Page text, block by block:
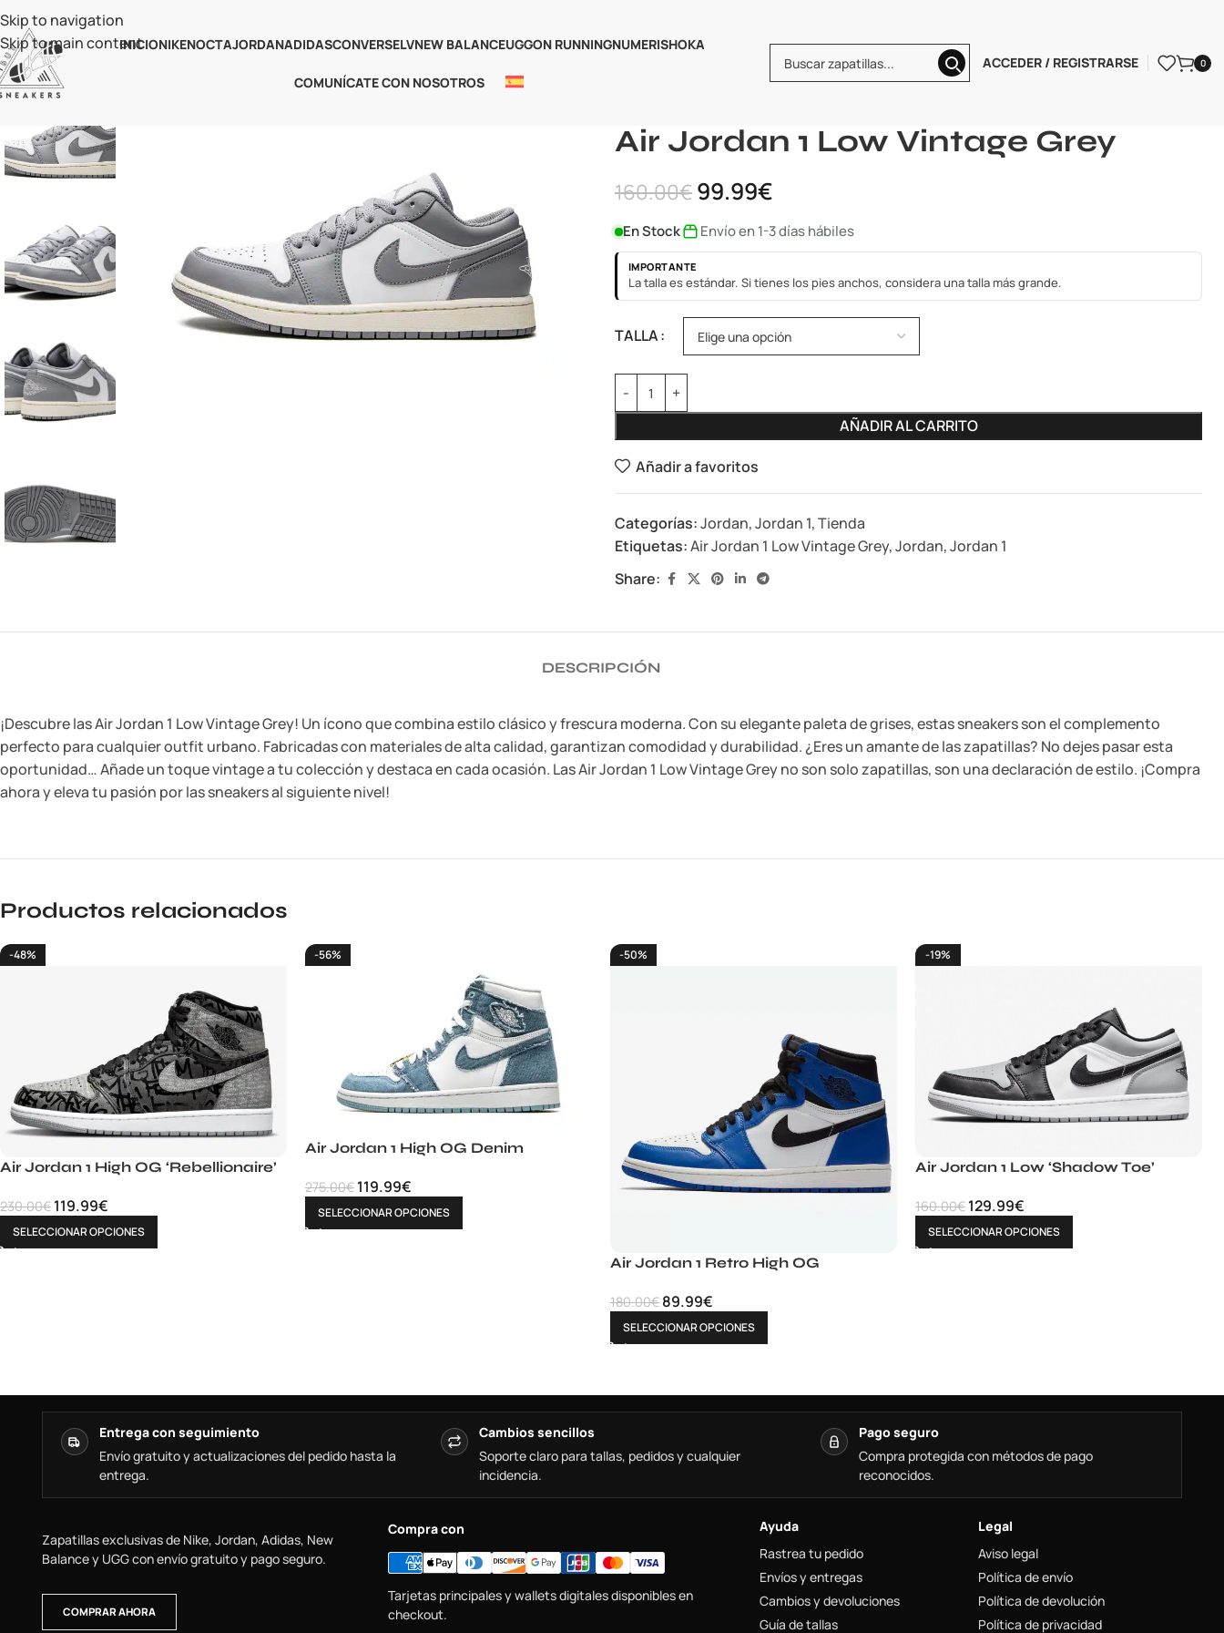
Skip to navigation
Skip to main content
INICIONIKENOCTAJORDANADIDASCONVERSELVNEW BALANCEUGGON RUNNINGNUMERISHOKA
COMUNÍCATE CON NOSOTROS
ACCEDER / REGISTRARSE 0
Air Jordan 1 Low Vintage Grey
160.00€99.99€
En Stock Envío en 1-3 días hábiles
IMPORTANTE
La talla es estándar. Si tienes los pies anchos, considera una talla más grande.
TALLA
AÑADIR AL CARRITO
Añadir a favoritos
Categorías:Jordan,Jordan 1,Tienda
Etiquetas:Air Jordan 1 Low Vintage Grey,Jordan,Jordan 1
Share:
DESCRIPCIÓN
¡Descubre las Air Jordan 1 Low Vintage Grey! Un ícono que combina estilo clásico y frescura moderna. Con su elegante paleta de grises, estas sneakers son el complemento
perfecto para cualquier outfit urbano. Fabricadas con materiales de alta calidad, garantizan comodidad y durabilidad. ¿Eres un amante de las zapatillas? No dejes pasar esta
oportunidad… Añade un toque vintage a tu colección y destaca en cada ocasión. Las Air Jordan 1 Low Vintage Grey no son solo zapatillas, son una declaración de estilo. ¡Compra
ahora y eleva tu pasión por las sneakers al siguiente nivel!
Productos relacionados
-48%
Air Jordan 1 High OG ‘Rebellionaire’
230.00€ 119.99€
SELECCIONAR OPCIONES
-56%
Air Jordan 1 High OG Denim
275.00€ 119.99€
SELECCIONAR OPCIONES
-50%
Air Jordan 1 Retro High OG
180.00€ 89.99€
SELECCIONAR OPCIONES
-19%
Air Jordan 1 Low ‘Shadow Toe’
160.00€ 129.99€
SELECCIONAR OPCIONES
Entrega con seguimiento
Envío gratuito y actualizaciones del pedido hasta la
entrega.
Cambios sencillos
Soporte claro para tallas, pedidos y cualquier
incidencia.
Pago seguro
Compra protegida con métodos de pago
reconocidos.
Zapatillas exclusivas de Nike, Jordan, Adidas, New
Balance y UGG con envío gratuito y pago seguro.
COMPRAR AHORA
Compra con
Tarjetas principales y wallets digitales disponibles en
checkout.
Ayuda
Rastrea tu pedido
Envíos y entregas
Cambios y devoluciones
Guía de tallas
Legal
Aviso legal
Política de envío
Política de devolución
Política de privacidad